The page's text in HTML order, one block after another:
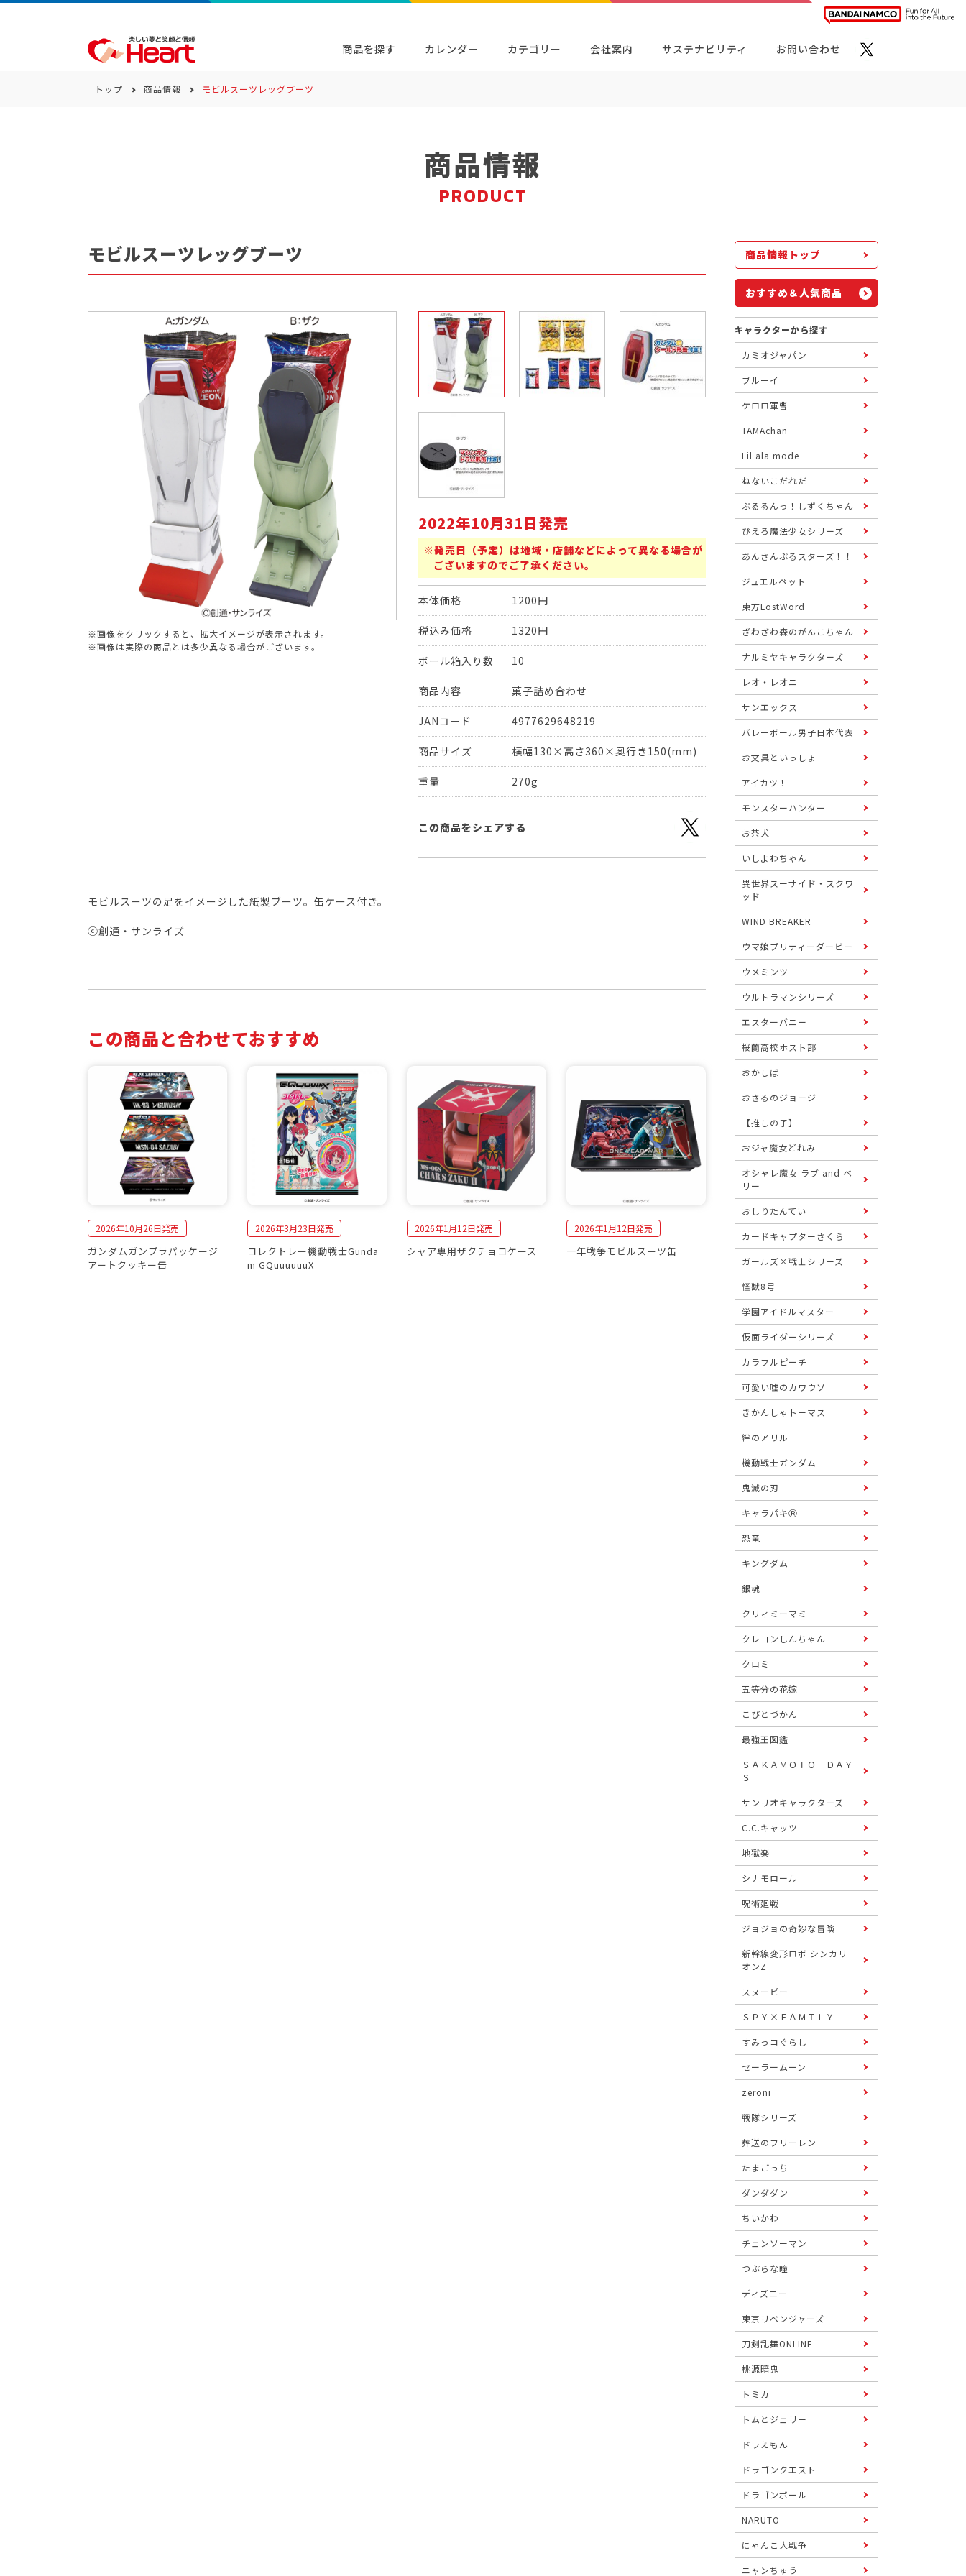
商品を探す
商品一覧 キーワード検索
カレンダー カテゴリー
カテゴリー
会社案内 サステナビリティ お問い合わせ
トップ 商品情報 モビルスーツレッグブーツ
商品情報
PRODUCT
モビルスーツレッグブーツ
※画像をクリックすると、拡大イメージが表示されます。
※画像は実際の商品とは多少異なる場合がございます。
2022年10月31日発売
※発売日（予定）は地域・店舗などによって異なる場合が
ございますのでご了承ください。
本体価格 1200円
税込み価格 1320円
ボール箱入り数 10
商品内容 菓子詰め合わせ
JANコード 4977629648219
商品サイズ 横幅130×高さ360×奥行き150(mm)
重量 270g
この商品をシェアする
モビルスーツの足をイメージした紙製ブーツ。缶ケース付き。
ⓒ創通・サンライズ
この商品と合わせておすすめ
2026年10月26日発売
ガンダムガンプラパッケージ
アートクッキー缶
2026年3月23日発売
コレクトレー機動戦士Gunda
m GQuuuuuuX
2026年1月12日発売
シャア専用ザクチョコケース
2026年1月12日発売
一年戦争モビルスーツ缶
商品情報トップ
おすすめ＆人気商品
キャラクターから探す
カミオジャパン
ブルーイ
ケロロ軍曹
TAMAchan
Lil ala mode
ねないこだれだ
ぷるるんっ！しずくちゃん
ぴえろ魔法少女シリーズ
あんさんぶるスターズ！！
ジュエルペット
東方LostWord
ざわざわ森のがんこちゃん
ナルミヤキャラクターズ
レオ・レオニ
サンエックス
バレーボール男子日本代表
お文具といっしょ
アイカツ！
モンスターハンター
お茶犬
いしよわちゃん
異世界スーサイド・スクワ
ッド
WIND BREAKER
ウマ娘プリティーダービー
ウメミンツ
ウルトラマンシリーズ
エスターバニー
桜蘭高校ホスト部
おかしば
おさるのジョージ
【推しの子】
おジャ魔女どれみ
オシャレ魔女 ラブ and ベ
リー
おしりたんてい
カードキャプターさくら
ガールズ×戦士シリーズ
怪獣8号
学園アイドルマスター
仮面ライダーシリーズ
カラフルピーチ
可愛い嘘のカワウソ
きかんしゃトーマス
絆のアリル
機動戦士ガンダム
鬼滅の刃
キャラパキⓇ
恐竜
キングダム
銀魂
クリィミーマミ
クレヨンしんちゃん
クロミ
五等分の花嫁
こびとづかん
最強王図鑑
ＳＡＫＡＭＯＴＯ ＤＡＹ
Ｓ
サンリオキャラクターズ
C.C.キャッツ
地獄楽
シナモロール
呪術廻戦
ジョジョの奇妙な冒険
新幹線変形ロボ シンカリ
オンZ
スヌーピー
ＳＰＹ×ＦＡＭＩＬＹ
すみっコぐらし
セーラームーン
zeroni
戦隊シリーズ
葬送のフリーレン
たまごっち
ダンダダン
ちいかわ
チェンソーマン
つぶらな瞳
ディズニー
東京リベンジャーズ
刀剣乱舞ONLINE
桃源暗鬼
トミカ
トムとジェリー
ドラえもん
ドラゴンクエスト
ドラゴンボール
NARUTO
にゃんこ大戦争
ニャンちゅう